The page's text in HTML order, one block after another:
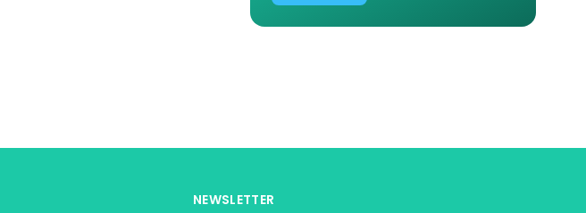
NEWSLETTER